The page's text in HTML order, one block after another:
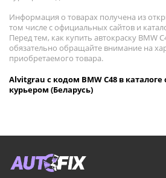
Информация о товарах получена из
том числе с официальных сайтов и
Перед тем, как купить автокраску BMW
обязательно обращайте внимание на
приобретаемого товара.
Alvitgrau с кодом BMW C48 в
курьером (Беларусь)